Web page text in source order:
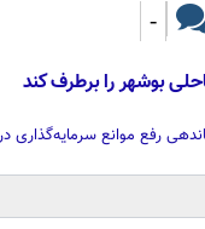
-
بوشهر را برطرف کند
رفع موانع سرمایه‌گذاری